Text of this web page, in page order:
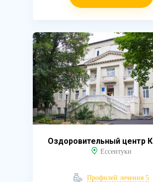
Оздоровительный центр
Ессентуки
Профилей лечения 5